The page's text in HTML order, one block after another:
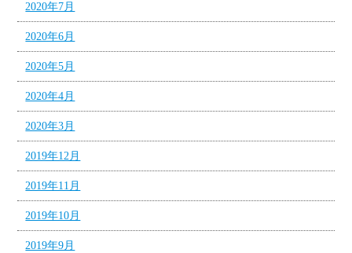
2020年7月
2020年6月
2020年5月
2020年4月
2020年3月
2019年12月
2019年11月
2019年10月
2019年9月